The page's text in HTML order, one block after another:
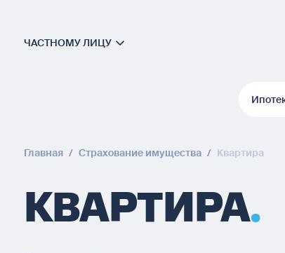
ЧАСТНОМУ ЛИЦУ
Главная / Страхование имущества / Квартира
КВАРТИРА